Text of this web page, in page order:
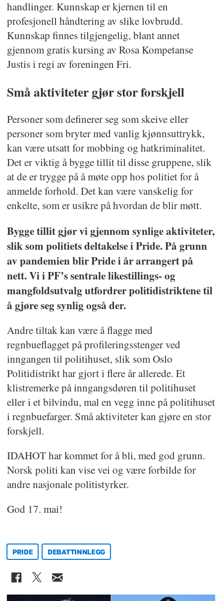
handlinger. Kunnskap er kjernen til en
profesjonell håndtering av slike lovbrudd.
Kunnskap finnes tilgjengelig, blant annet
gjennom gratis kursing av Rosa Kompetanse
Justis i regi av foreningen Fri.
Små aktiviteter gjør stor forskjell
Personer som definerer seg som skeive eller
personer som bryter med vanlig kjønnsuttrykk,
kan være utsatt for mobbing og hatkriminalitet.
Det er viktig å bygge tillit til disse gruppene, slik
at de er trygge på å møte opp hos politiet for å
anmelde forhold. Det kan være vanskelig for
enkelte, som er usikre på hvordan de blir møtt.
Bygge tillit gjør vi gjennom synlige aktiviteter,
slik som politiets deltakelse i Pride. På grunn
av pandemien blir Pride i år arrangert på
nett. Vi i PF’s sentrale likestillings- og
mangfoldsutvalg utfordrer politidistriktene til
å gjøre seg synlig også der.
Andre tiltak kan være å flagge med
regnbueflagget på profileringsstenger ved
inngangen til politihuset, slik som Oslo
Politidistrikt har gjort i flere år allerede. Et
klistremerke på inngangsdøren til politihuset
eller i et bilvindu, mal en vegg inne på politihuset
i regnbuefarger. Små aktiviteter kan gjøre en stor
forskjell.
IDAHOT har kommet for å bli, med god grunn.
Norsk politi kan vise vei og være forbilde for
andre nasjonale politistyrker.
God 17. mai!
PRIDE DEBATTINNLEGG